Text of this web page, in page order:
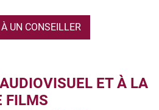
UN CONSEILLER
ET À LA
FILMS